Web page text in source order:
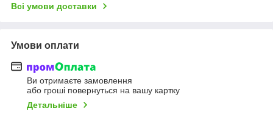
Всі умови доставки
Умови оплати
Ви отримаєте замовлення
або гроші повернуться на вашу картку
Детальніше